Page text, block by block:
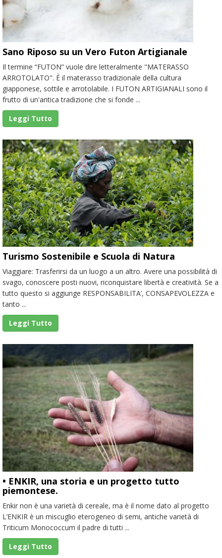
Sano Riposo su un Vero Futon Artigianale
Il termine “FUTON” vuole dire letteralmente "MATERASSO
ARROTOLATO". È il materasso tradizionale della cultura
giapponese, sottile e arrotolabile. I FUTON ARTIGIANALI sono il
frutto di un'antica tradizione che si fonde ...
Leggi Tutto
Turismo Sostenibile e Scuola di Natura
Viaggiare: Trasferirsi da un luogo a un altro. Avere una possibilità di
svago, conoscere posti nuovi, riconquistare libertà e creatività. Se a
tutto questo si aggiunge RESPONSABILITA’, CONSAPEVOLEZZA e
tanto ...
Leggi Tutto
• ENKIR, una storia e un progetto tutto
piemontese.
Enkir non è una varietà di cereale, ma è il nome dato al progetto
L’ENKIR è un miscuglio eterogeneo di semi, antiche varietà di
Triticum Monococcum il padre di tutti ...
Leggi Tutto